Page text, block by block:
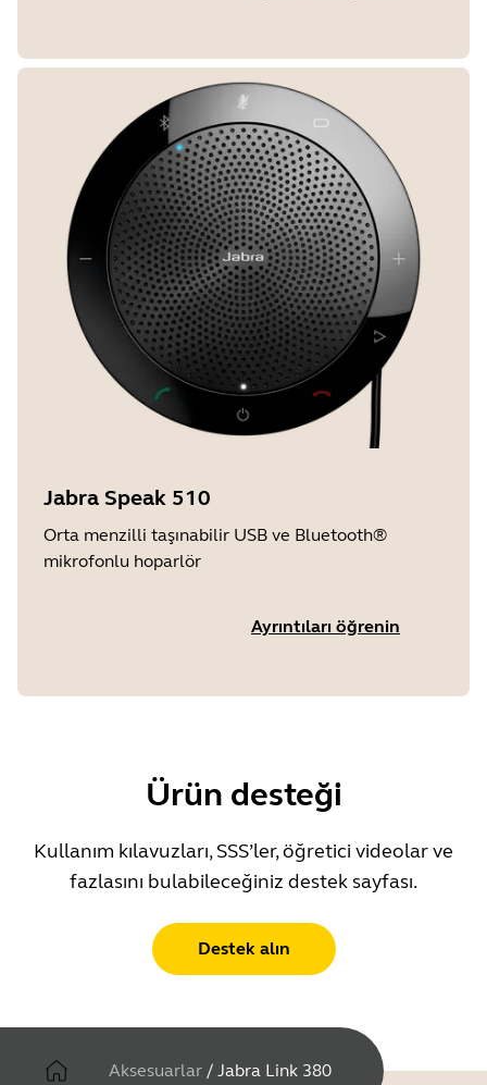
Jabra Speak 510
Orta menzilli taşınabilir USB ve Bluetooth®
mikrofonlu hoparlör
Ayrıntıları öğrenin
Ürün desteği
Kullanım kılavuzları, SSS’ler, öğretici videolar ve
fazlasını bulabileceğiniz destek sayfası.
Destek alın
Aksesuarlar / Jabra Link 380